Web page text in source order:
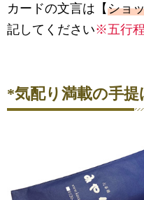
カードの文言は【ショ
記してください※五行
*気配り満載の手提